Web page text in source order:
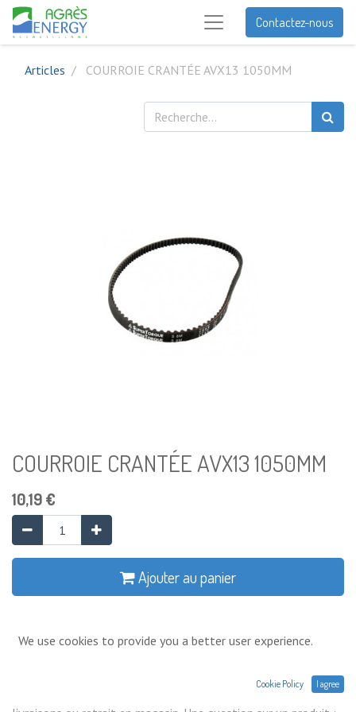
Contactez-nous
Articles COURROIE CRANTÉE AVX13 1050MM
COURROIE CRANTÉE AVX13 1050MM
10,19€
Ajouter au panier
Prix exprimés Hors TVA. Expéditions,
We use cookies to provide you a better user experience.
Cookie Policy I agree